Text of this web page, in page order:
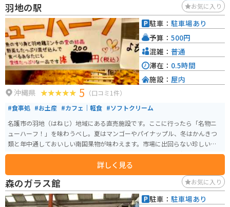
羽地の駅 お気に入り
沖縄県 5 （口コミ1件）
#食事処 #お土産 #カフェ｜軽食 #ソフトクリーム
名護市の羽地（はねじ）地域にある直売施設です。ここに行ったら「名物ニ
ューハーフ！」を味わうべし。夏はマンゴーやパイナップル、冬はかんきつ
類と年中通しておいしい南国果物が味わえます。市場に出回らない珍しい果
物もあります。新鮮な羽地のたまご「やんばるたまご」とその親鶏「羽地
鶏」を使った食事やお惣菜も楽しめます。
詳しく見る
駐車： 駐車場あり
予算： 500円
混雑： 普通
滞在： 0.5時間
施設： 屋内
森のガラス館 お気に入り
駐車： 駐車場あり